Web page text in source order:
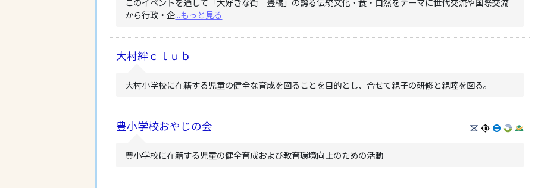
から行政・企...もっと見る
大村絆ｃｌｕｂ
大村小学校に在籍する児童の健全な育成を図ることを目的とし、合せて親子の研修と親睦を図る。
豊小学校おやじの会
豊小学校に在籍する児童の健全育成および教育環境向上のための活動